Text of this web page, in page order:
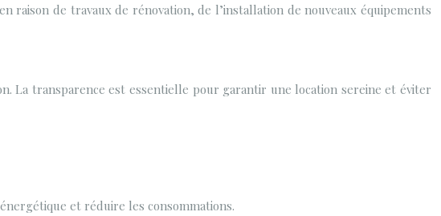
de travaux de rénovation, de l’installation de nouveaux équipements
La transparence est essentielle pour garantir une location sereine et éviter
et réduire les consommations.